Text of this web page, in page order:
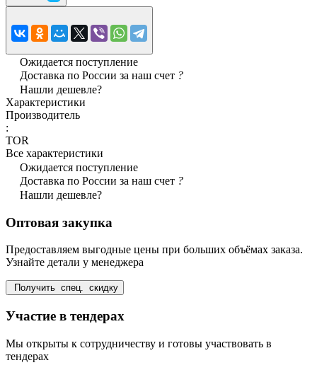
Ожидается поступление
Доставка по России за наш счет ?
Нашли дешевле?
Характеристики
Производитель
:
TOR
Все характеристики
Ожидается поступление
Доставка по России за наш счет ?
Нашли дешевле?
Оптовая закупка
Предоставляем выгодные цены при больших объёмах заказа.
Узнайте детали у менеджера
Получить спец. скидку
Участие в тендерах
Мы открыты к сотрудничеству и готовы участвовать в
тендерах